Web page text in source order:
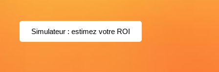
Simulateur : estimez votre ROI